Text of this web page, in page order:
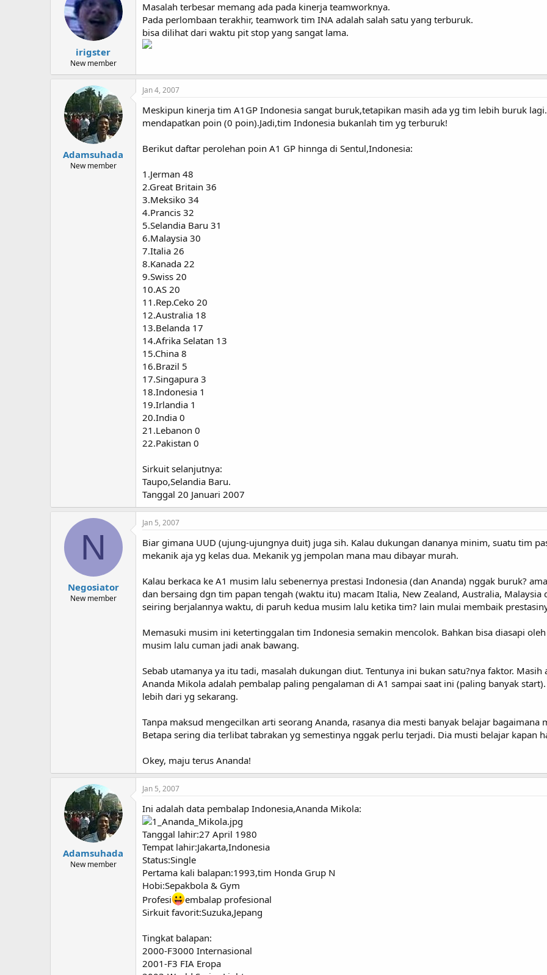
irigster
New member
Masalah terbesar memang ada pada kinerja teamworknya.
Pada perlombaan terakhir, teamwork tim INA adalah salah satu yang terburuk.
bisa dilihat dari waktu pit stop yang sangat lama.
Adamsuhada
New member
Jan 4, 2007
Meskipun kinerja tim A1GP Indonesia sangat buruk,tetapikan masih ada yg tim lebih buruk
mendapatkan poin (0 poin).Jadi,tim Indonesia bukanlah tim yg terburuk!
Berikut daftar perolehan poin A1 GP hinnga di Sentul,Indonesia:
1.Jerman 48
2.Great Britain 36
3.Meksiko 34
4.Prancis 32
5.Selandia Baru 31
6.Malaysia 30
7.Italia 26
8.Kanada 22
9.Swiss 20
10.AS 20
11.Rep.Ceko 20
12.Australia 18
13.Belanda 17
14.Afrika Selatan 13
15.China 8
16.Brazil 5
17.Singapura 3
18.Indonesia 1
19.Irlandia 1
20.India 0
21.Lebanon 0
22.Pakistan 0
Sirkuit selanjutnya:
Taupo,Selandia Baru.
Tanggal 20 Januari 2007
N
Negosiator
New member
Jan 5, 2007
Biar gimana UUD (ujung-ujungnya duit) juga sih. Kalau dukungan dananya minim, suatu tim
mekanik aja yg kelas dua. Mekanik yg jempolan mana mau dibayar murah.
Kalau berkaca ke A1 musim lalu sebenernya prestasi Indonesia (dan Ananda) nggak buruk?
dan bersaing dgn tim papan tengah (waktu itu) macam Italia, New Zealand, Australia,
seiring berjalannya waktu, di paruh kedua musim lalu ketika tim? lain mulai membaik
Memasuki musim ini ketertinggalan tim Indonesia semakin mencolok. Bahkan bisa diasapi
musim lalu cuman jadi anak bawang.
Sebab utamanya ya itu tadi, masalah dukungan diut. Tentunya ini bukan satu?nya faktor.
Ananda Mikola adalah pembalap paling pengalaman di A1 sampai saat ini (paling banyak
lebih dari yg sekarang.
Tanpa maksud mengecilkan arti seorang Ananda, rasanya dia mesti banyak belajar
Betapa sering dia terlibat tabrakan yg semestinya nggak perlu terjadi. Dia musti belajar kapan
Okey, maju terus Ananda!
Adamsuhada
New member
Jan 5, 2007
Ini adalah data pembalap Indonesia,Ananda Mikola:
Tanggal lahir:27 April 1980
Tempat lahir:Jakarta,Indonesia
Status:Single
Pertama kali balapan:1993,tim Honda Grup N
Hobi:Sepakbola & Gym
Profesi
embalap profesional
Sirkuit favorit:Suzuka,Jepang
Tingkat balapan:
2000-F3000 Internasional
2001-F3 FIA Eropa